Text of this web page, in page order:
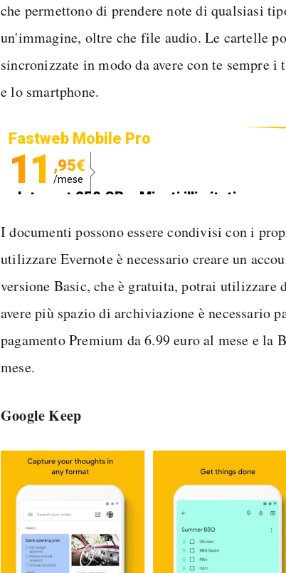
che permettono di prendere note di qualsiasi
un'immagine, oltre che file audio. Le cartelle
sincronizzate in modo da avere con te sempre
e lo smartphone.
Fastweb Mobile Pro
11 ,95€
/mese
Internet 250 GB e Minuti illimitati
I documenti possono essere condivisi con i
utilizzare Evernote è necessario creare un
versione Basic, che è gratuita, potrai utilizzare
avere più spazio di archiviazione è necessario
pagamento Premium da 6.99 euro al mese e la
mese.
Google Keep